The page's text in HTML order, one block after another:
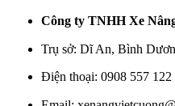
Công ty TNHH Xe
Trụ sở: Dĩ An, Bình
Điện thoại: 0908 557 122